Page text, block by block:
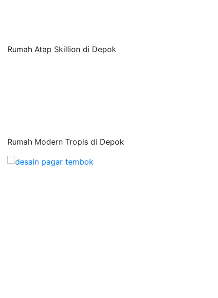
Rumah Atap Skillion di Depok
Rumah Modern Tropis di Depok